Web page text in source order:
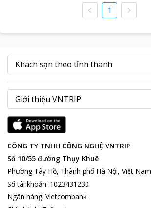
1
CÔNG TY TNHH CÔNG NGHỆ VNTRIP
Số 10/55 đường Thụy Khuê
Phường Tây Hồ, Thành phố Hà Nội, Việt Nam
Số tài khoản: 1023431230
Ngân hàng: Vietcombank